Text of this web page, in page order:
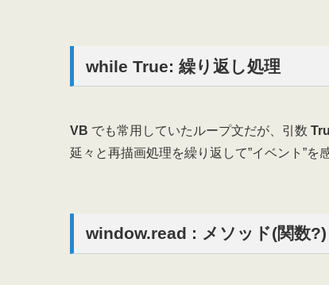
while True: 繰り返し処理
VB でも常用していたループ文だが、引数
延々と再描画処理を繰り返して”イベント”を
window.read : メソッド(関数?)